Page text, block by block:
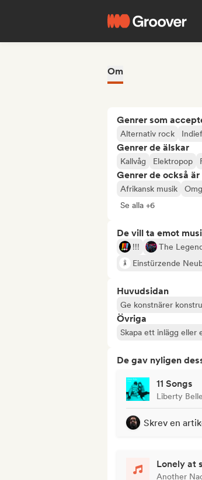
Om
Genrer som
Alternativ rock
Genrer de älskar
Kallvåg Elektropop
Genrer de också
Afrikansk musik
Se alla +6
De vill ta emot
!!! The
Einstürzende
Huvudsidan
Ge konstnärer
Övriga
Skapa ett inlägg eller
De gav nyligen
11 Songs
Liberty Belle
Skrev en
Lonely at
Another